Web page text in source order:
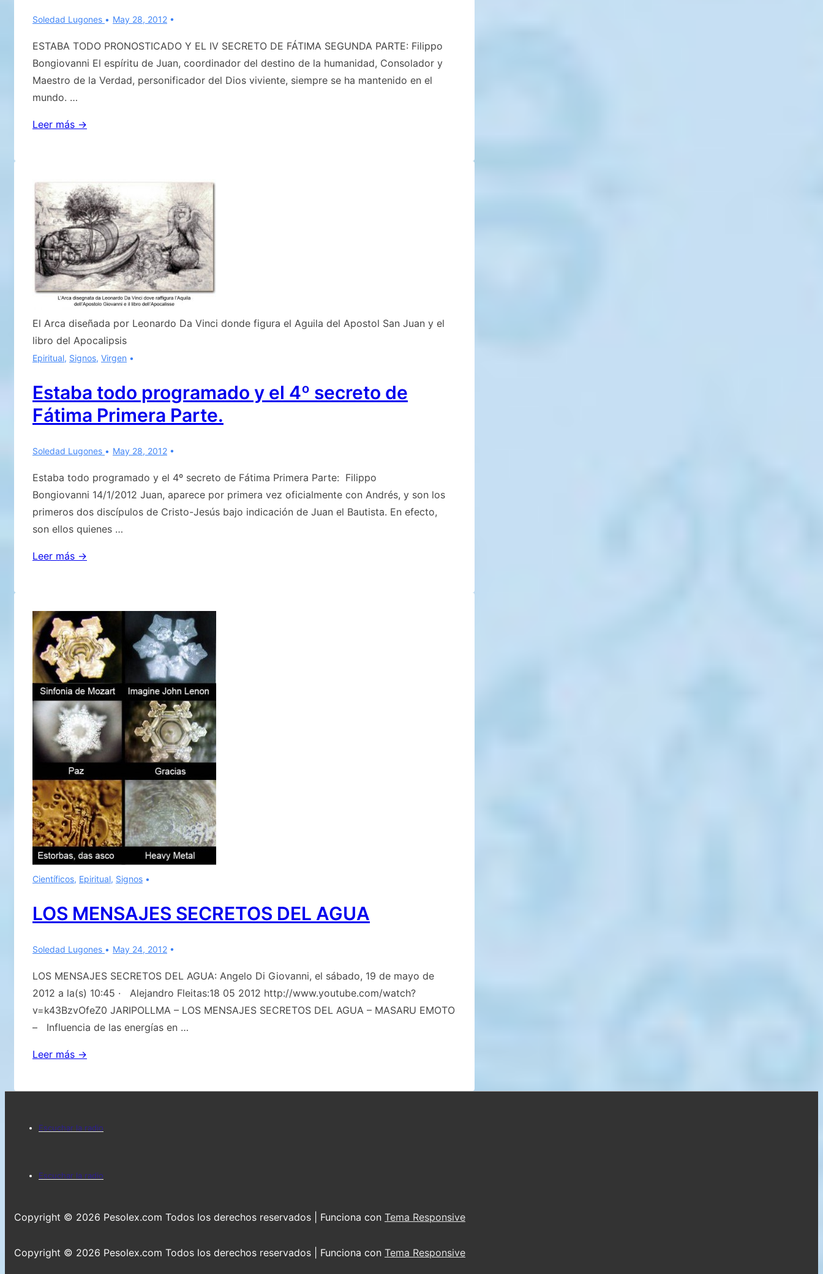
Soledad Lugones May 28, 2012
ESTABA TODO PRONOSTICADO Y EL IV SECRETO DE FÁTIMA SEGUNDA PARTE: Filippo
Bongiovanni El espíritu de Juan, coordinador del destino de la humanidad, Consolador y
Maestro de la Verdad, personificador del Dios viviente, siempre se ha mantenido en el
mundo. …
ESTABA
EL
IV
SECRETO
DE
FÁTIMA
SEGUNDA
PARTE
Leer más →
El Arca diseñada por Leonardo Da Vinci donde figura el Aguila del Apostol San Juan y el
libro del Apocalipsis
Epiritual, Signos, Virgen
Estaba todo programado y el 4º secreto de
Fátima Primera Parte.
Soledad Lugones May 28, 2012
Estaba todo programado y el 4º secreto de Fátima Primera Parte: Filippo
Bongiovanni 14/1/2012 Juan, aparece por primera vez oficialmente con Andrés, y son los
primeros dos discípulos de Cristo-Jesús bajo indicación de Juan el Bautista. En efecto,
son ellos quienes …
Estaba
el
4º
secreto
de
Fátima
Primera
Parte.
Leer más →
Científicos, Epiritual, Signos
LOS MENSAJES SECRETOS DEL AGUA
Soledad Lugones May 24, 2012
LOS MENSAJES SECRETOS DEL AGUA: Angelo Di Giovanni, el sábado, 19 de mayo de
2012 a la(s) 10:45 · Alejandro Fleitas:18 05 2012 http://www.youtube.com/watch?
v=k43BzvOfeZ0 JARIPOLLMA – LOS MENSAJES SECRETOS DEL AGUA – MASARU EMOTO
– Influencia de las energías en …
LOS
SECRETOS
AGUA
Leer más →
Menú
pie
página
Escuchar la radio
Menú
pie
página
Escuchar la radio
Copyright © 2026 Pesolex.com Todos los derechos reservados | Funciona con Tema Responsive
Copyright © 2026 Pesolex.com Todos los derechos reservados | Funciona con Tema Responsive